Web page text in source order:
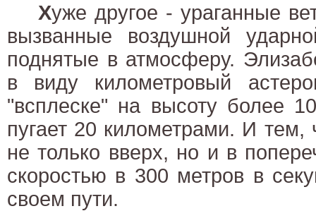
Хуже другое - ураганные
вызванные воздушной
поднятые в атмосферу.
в виду километровый
"всплеске" на высоту более
пугает 20 километрами. И тем,
не только вверх, но и в
скоростью в 300 метров в
своем пути.